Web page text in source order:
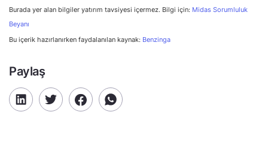
Burada yer alan bilgiler yatırım tavsiyesi içermez. Bilgi için: Midas Sorumluluk
Beyanı
Bu içerik hazırlanırken faydalanılan kaynak: Benzinga
Paylaş